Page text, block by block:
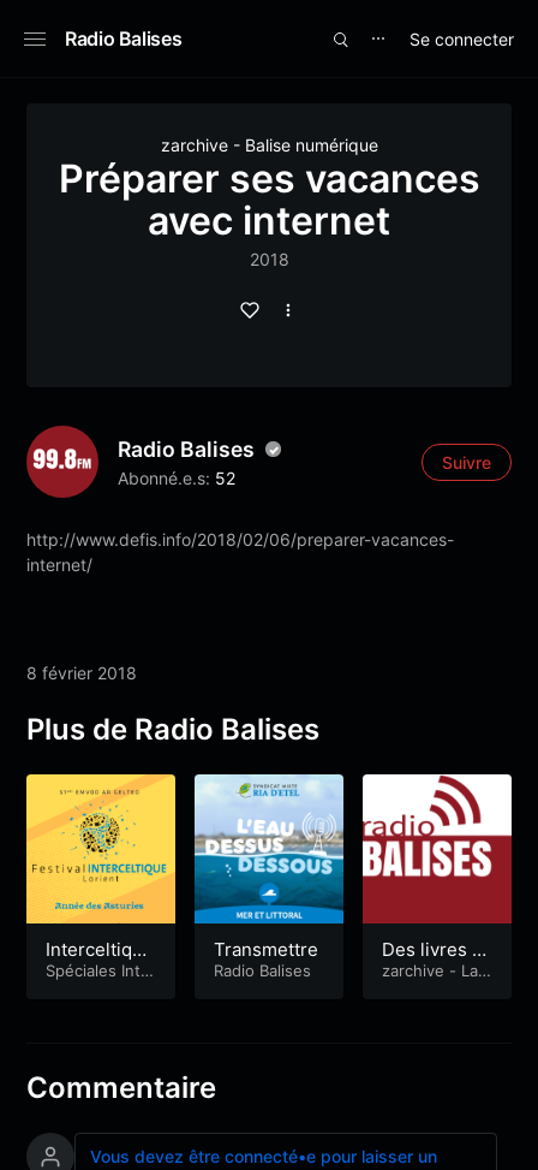
Radio Balises ⋯ Se connecter
zarchive - Balise numérique
Préparer ses vacances
avec internet
2018
Radio Balises
Abonné.e.s: 52
Suivre
http://www.defis.info/2018/02/06/preparer-vacances-
internet/
8 février 2018
Plus de Radio Balises
Interceltique
2022, Youn
Spéciales Inte
Transmettre
Radio Balises
Des livres et
des bikinis.
zarchive - La
Commentaire
Vous devez être connecté•e pour laisser un